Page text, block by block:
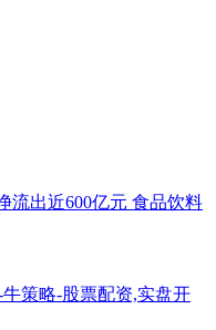
流出近600亿元 食品饮料